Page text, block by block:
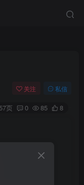
关注 私信
57页 0 85 8